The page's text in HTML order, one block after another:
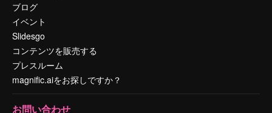
ブログ
イベント
Slidesgo
コンテンツを販売する
プレスルーム
magnific.aiをお探しですか？
お問い合わせ